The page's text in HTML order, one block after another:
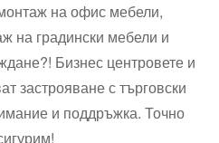
на офис мебели,
на градински мебели и
Бизнес центровете и
застрояване с търговски
и поддръжка. Точно